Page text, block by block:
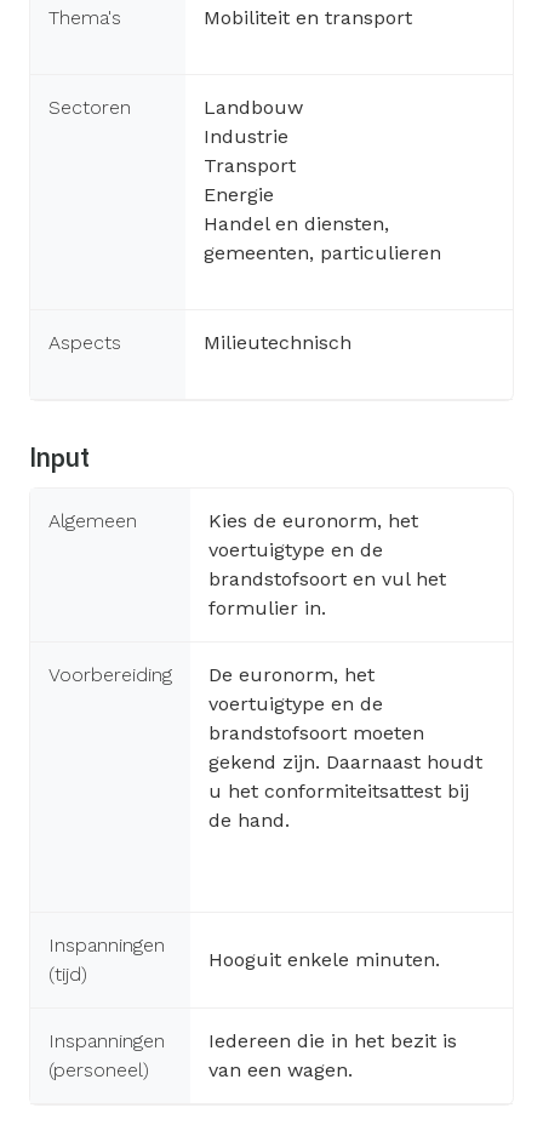
Thema's Mobiliteit en transport
Sectoren
Landbouw
Industrie
Transport
Energie
Handel en diensten,
gemeenten, particulieren
Aspects Milieutechnisch
Input
Algemeen
Kies de euronorm, het
voertuigtype en de
brandstofsoort en vul het
formulier in.
Voorbereiding
De euronorm, het
voertuigtype en de
brandstofsoort moeten
gekend zijn. Daarnaast houdt
u het conformiteitsattest bij
de hand.
Inspanningen
(tijd)
Hooguit enkele minuten.
Inspanningen
(personeel)
Iedereen die in het bezit is
van een wagen.